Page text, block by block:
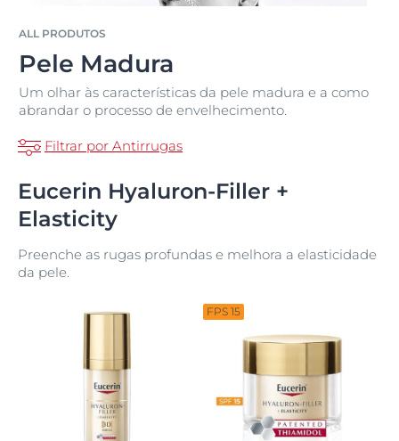
ALL PRODUTOS
Pele Madura
Um olhar às características da pele madura e a como
abrandar o processo de envelhecimento.
Filtrar por Antirrugas
Eucerin Hyaluron-Filler +
Elasticity
Preenche as rugas profundas e melhora a elasticidade
da pele.
FPS 15